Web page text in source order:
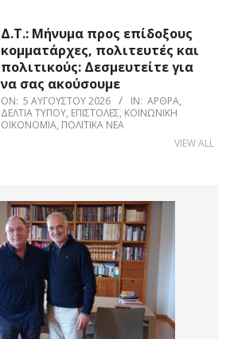
Δ.Τ.: Μήνυμα προς επίδοξους
κομματάρχες, πολιτευτές και
πολιτικούς: Δεσμευτείτε για
να σας ακούσουμε
ON: 5 ΑΥΓΟΎΣΤΟΥ 2026 IN: ΆΡΘΡΑ,
ΔΕΛΤΊΑ ΤΎΠΟΥ, ΕΠΙΣΤΟΛΈΣ, ΚΟΙΝΩΝΙΚΉ
ΟΙΚΟΝΟΜΊΑ, ΠΟΛΙΤΙΚΆ ΝΈΑ
VIEW ALL